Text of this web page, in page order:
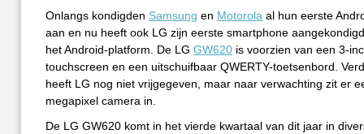
Onlangs kondigden Samsung en Motorola al hun eerste
aan en nu heeft ook LG zijn eerste smartphone
het Android-platform. De LG GW620 is voorzien van een 3-
touchscreen en een uitschuifbaar QWERTY-toetsenbord.
heeft LG nog niet vrijgegeven, maar naar verwachting zit er
megapixel camera in.
De LG GW620 komt in het vierde kwartaal van dit jaar in